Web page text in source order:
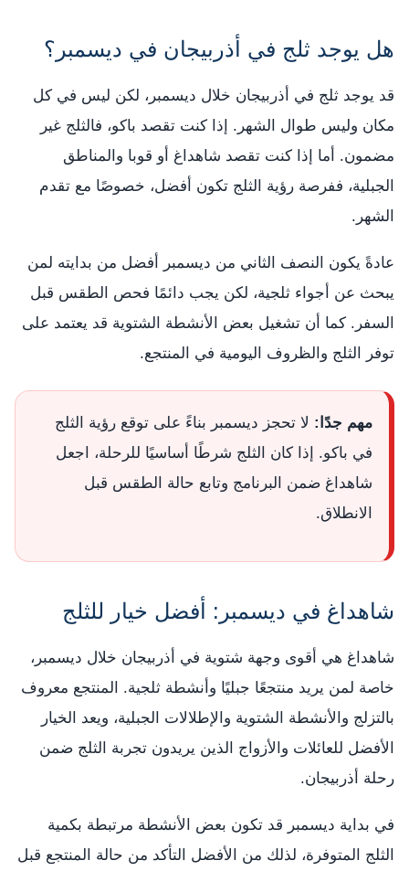
هل يوجد ثلج في أذربيجان في ديسمبر؟
قد يوجد ثلج في أذربيجان خلال ديسمبر، لكن ليس في كل
مكان وليس طوال الشهر. إذا كنت تقصد باكو، فالثلج غير
مضمون. أما إذا كنت تقصد شاهداغ أو قوبا والمناطق
الجبلية، ففرصة رؤية الثلج تكون أفضل، خصوصًا مع تقدم
الشهر.
عادةً يكون النصف الثاني من ديسمبر أفضل من بدايته لمن
يبحث عن أجواء ثلجية، لكن يجب دائمًا فحص الطقس قبل
السفر. كما أن تشغيل بعض الأنشطة الشتوية قد يعتمد على
توفر الثلج والظروف اليومية في المنتجع.
مهم جدًا: لا تحجز ديسمبر بناءً على توقع رؤية الثلج
في باكو. إذا كان الثلج شرطًا أساسيًا للرحلة، اجعل
شاهداغ ضمن البرنامج وتابع حالة الطقس قبل
الانطلاق.
شاهداغ في ديسمبر: أفضل خيار للثلج
شاهداغ هي أقوى وجهة شتوية في أذربيجان خلال ديسمبر،
خاصة لمن يريد منتجعًا جبليًا وأنشطة ثلجية. المنتجع معروف
بالتزلج والأنشطة الشتوية والإطلالات الجبلية، ويعد الخيار
الأفضل للعائلات والأزواج الذين يريدون تجربة الثلج ضمن
رحلة أذربيجان.
في بداية ديسمبر قد تكون بعض الأنشطة مرتبطة بكمية
الثلج المتوفرة، لذلك من الأفضل التأكد من حالة المنتجع قبل